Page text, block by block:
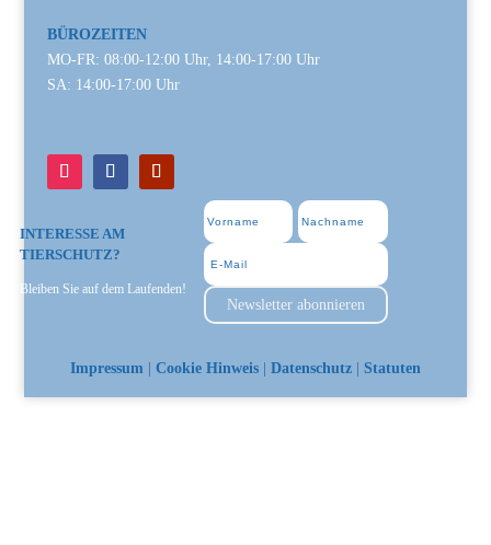
BÜROZEITEN
MO-FR: 08:00-12:00 Uhr, 14:00-17:00 Uhr
SA: 14:00-17:00 Uhr
INTERESSE AM
TIERSCHUTZ?
Bleiben Sie auf dem Laufenden!
Newsletter abonnieren
Impressum| Cookie Hinweis| Datenschutz| Statuten